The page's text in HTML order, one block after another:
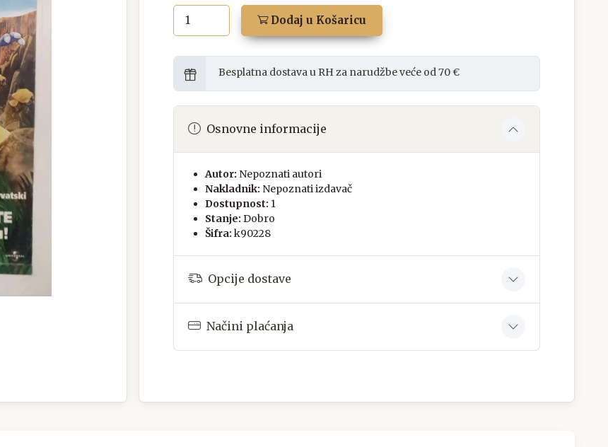
Dodaj u Košaricu
Besplatna dostava u RH za narudžbe veće od 70 €
Osnovne informacije
Autor: Nepoznati autori
Nakladnik: Nepoznati izdavač
Dostupnost: 1
Stanje: Dobro
Šifra: k90228
Opcije dostave
Načini plaćanja